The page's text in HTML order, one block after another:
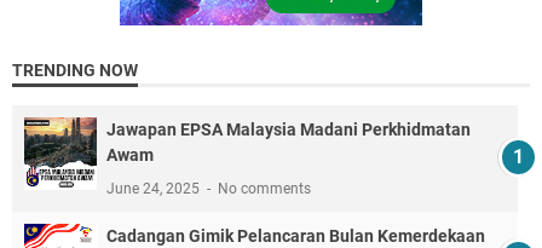
TRENDING NOW
Jawapan EPSA Malaysia Madani Perkhidmatan
Awam
June 24, 2025 No comments
Cadangan Gimik Pelancaran Bulan Kemerdekaan